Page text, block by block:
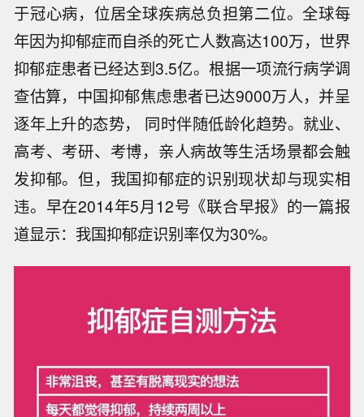
于冠心病，位居全球疾病总负担第二位。全球每
年因为抑郁症而自杀的死亡人数高达100万，世界
抑郁症患者已经达到3.5亿。根据一项流行病学调
查估算，中国抑郁焦虑患者已达9000万人，并呈
逐年上升的态势， 同时伴随低龄化趋势。就业、
高考、考研、考博，亲人病故等生活场景都会触
发抑郁。但，我国抑郁症的识别现状却与现实相
违。早在2014年5月12号《联合早报》的一篇报
道显示：我国抑郁症识别率仅为30%。